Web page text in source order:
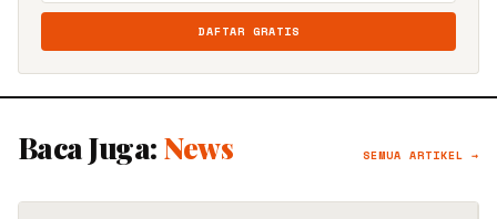
DAFTAR GRATIS
Baca Juga: News SEMUA ARTIKEL →